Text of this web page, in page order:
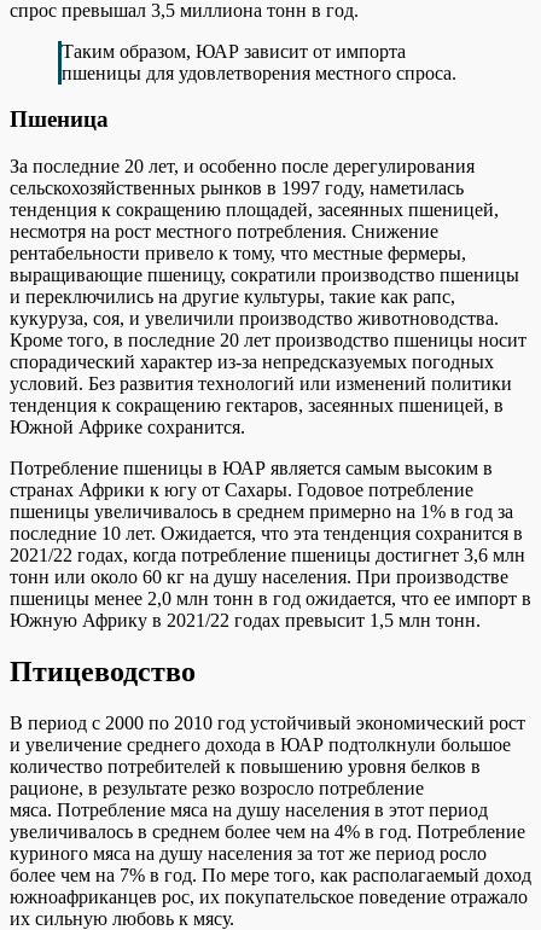
спрос превышал 3,5 миллиона тонн в год.
Таким образом, ЮАР зависит от импорта
пшеницы для удовлетворения местного спроса.
Пшеница
За последние 20 лет, и особенно после дерегулирования
сельскохозяйственных рынков в 1997 году, наметилась
тенденция к сокращению площадей, засеянных пшеницей,
несмотря на рост местного потребления. Снижение
рентабельности привело к тому, что местные фермеры,
выращивающие пшеницу, сократили производство пшеницы
и переключились на другие культуры, такие как рапс,
кукуруза, соя, и увеличили производство животноводства.
Кроме того, в последние 20 лет производство пшеницы носит
спорадический характер из-за непредсказуемых погодных
условий. Без развития технологий или изменений политики
тенденция к сокращению гектаров, засеянных пшеницей, в
Южной Африке сохранится.
Потребление пшеницы в ЮАР является самым высоким в
странах Африки к югу от Сахары. Годовое потребление
пшеницы увеличивалось в среднем примерно на 1% в год за
последние 10 лет. Ожидается, что эта тенденция сохранится в
2021/22 годах, когда потребление пшеницы достигнет 3,6 млн
тонн или около 60 кг на душу населения. При производстве
пшеницы менее 2,0 млн тонн в год ожидается, что ее импорт в
Южную Африку в 2021/22 годах превысит 1,5 млн тонн.
Птицеводство
В период с 2000 по 2010 год устойчивый экономический рост
и увеличение среднего дохода в ЮАР подтолкнули большое
количество потребителей к повышению уровня белков в
рационе, в результате резко возросло потребление
мяса. Потребление мяса на душу населения в этот период
увеличивалось в среднем более чем на 4% в год. Потребление
куриного мяса на душу населения за тот же период росло
более чем на 7% в год. По мере того, как располагаемый доход
южноафриканцев рос, их покупательское поведение отражало
их сильную любовь к мясу.